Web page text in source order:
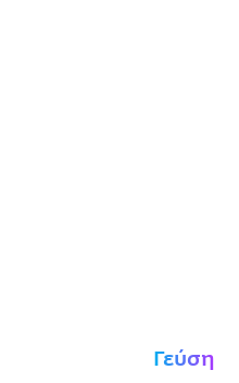
Γεύση